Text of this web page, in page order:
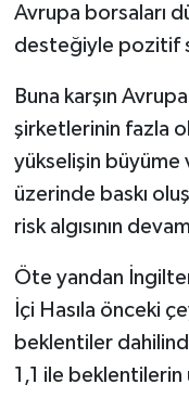
Avrupa borsaları
desteğiyle pozitif
Buna karşın
şirketlerinin fazla
yükselişin büyüme
üzerinde baskı
risk algısının
Öte yandan
İçi Hasıla önceki
beklentiler
1,1 ile